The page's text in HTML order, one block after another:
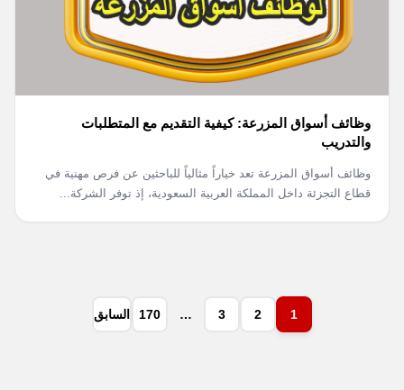
وظائف أسواق المزرعة: كيفية التقديم مع المتطلبات
والتدريب
وظائف أسواق المزرعة تعد خياراً مثالياً للباحثين عن فرص مهنية في
قطاع التجزئة داخل المملكة العربية السعودية، إذ توفر الشركة...
1
2
3
…
170 السابق